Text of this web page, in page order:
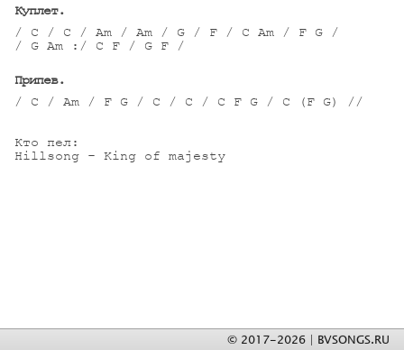
Куплет.
/ C / C / Am / Am / G / F / C Am / F G /
/ G Am :/ C F / G F /
Припев.
/ C / Am / F G / C / C / C F G / C (F G) //
Кто пел:
Hillsong - King of majesty
© 2017-2026 | BVSONGS.RU